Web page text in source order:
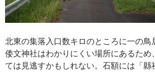
北東の集落入口数キロのところに一の鳥
倭文神社はわかりにくい場所にあるため
ては見逃すかもしれない。石額には「縣